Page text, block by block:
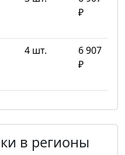
₽
4 шт.
6 907
₽
в регионы